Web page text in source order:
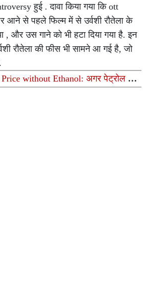
हुई . दावा किया गया कि ott
आने से पहले फिल्म में से उर्वशी रौतेला के
, और उस गाने को भी हटा दिया गया है. इन
रौतेला की फीस भी सामने आ गई है, जो
without Ethanol: अगर पेट्रोल में
रेट पर बिकता तेल? सरकार ने संसद में